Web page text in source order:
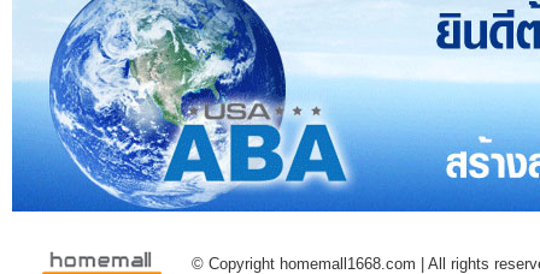
© Copyright homemall1668.com | All rights